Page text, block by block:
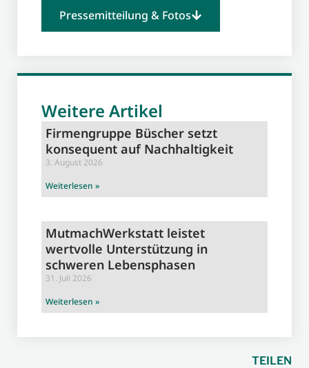
Pressemitteilung & Fotos
Weitere Artikel
Firmengruppe Büscher setzt
konsequent auf Nachhaltigkeit
3. August 2026
Weiterlesen »
MutmachWerkstatt leistet
wertvolle Unterstützung in
schweren Lebensphasen
31. Juli 2026
Weiterlesen »
TEILEN